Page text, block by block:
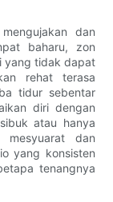
dan
baharu, zon
yang tidak dapat
rehat terasa
tidur sebentar
diri dengan
atau hanya
mesyuarat dan
yang konsisten
tenangnya